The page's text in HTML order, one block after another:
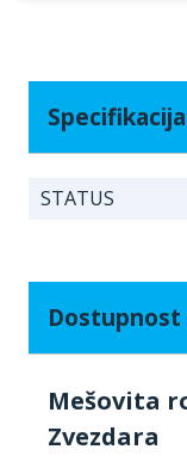
Specifikacija
STATUS
Dostupnost
Mešovita
Zvezdara